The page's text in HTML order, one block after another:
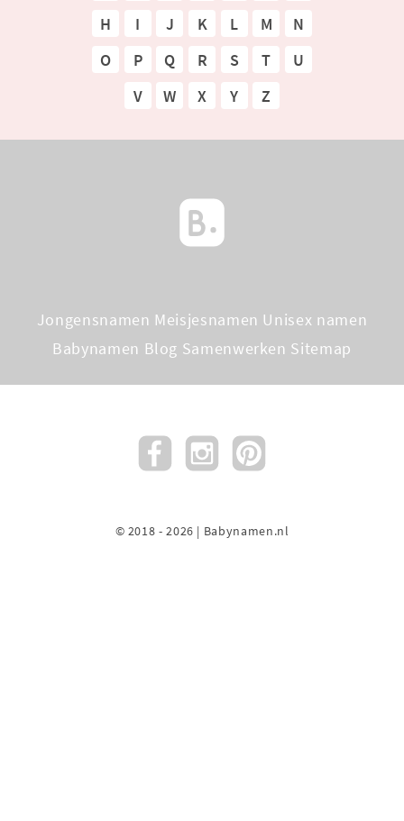
H I J K L M
N
O
P Q R S T
U
V
W X Y Z
Jongensnamen Meisjesnamen Unisex namen
Babynamen Blog Samenwerken Sitemap
© 2018 - 2026 | Babynamen.nl